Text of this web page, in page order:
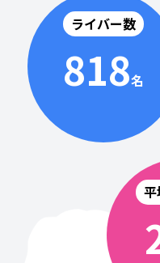
ライバー数
818名